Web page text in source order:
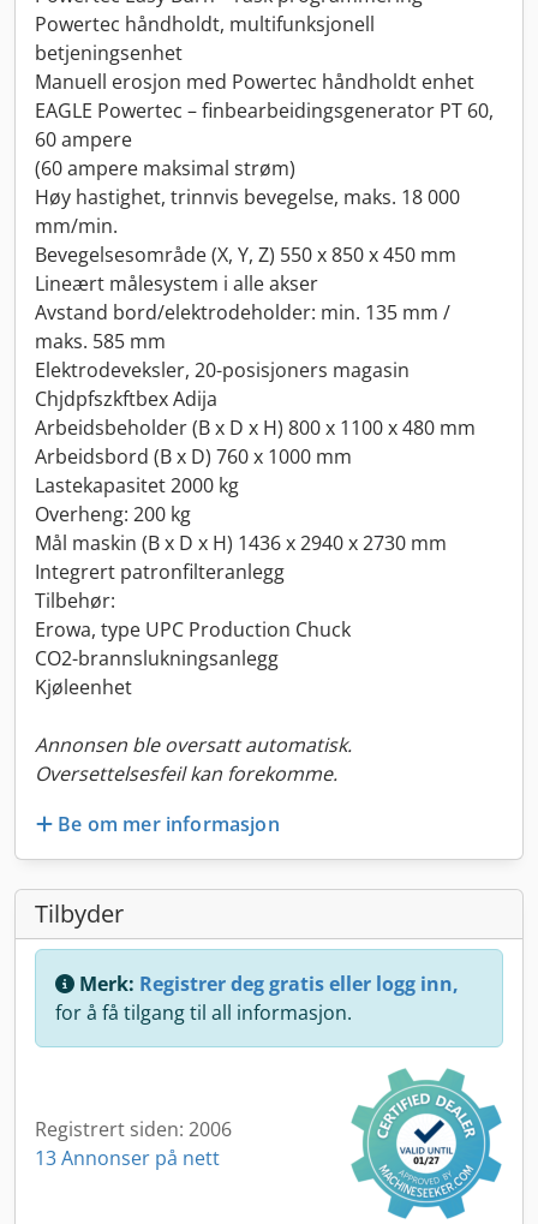
Powertec håndholdt, multifunksjonell
betjeningsenhet
Manuell erosjon med Powertec håndholdt enhet
EAGLE Powertec – finbearbeidingsgenerator PT 60,
60 ampere
(60 ampere maksimal strøm)
Høy hastighet, trinnvis bevegelse, maks. 18 000
mm/min.
Bevegelsesområde (X, Y, Z) 550 x 850 x 450 mm
Lineært målesystem i alle akser
Avstand bord/elektrodeholder: min. 135 mm /
maks. 585 mm
Elektrodeveksler, 20-posisjoners magasin
Chjdpfszkftbex Adija
Arbeidsbeholder (B x D x H) 800 x 1100 x 480 mm
Arbeidsbord (B x D) 760 x 1000 mm
Lastekapasitet 2000 kg
Overheng: 200 kg
Mål maskin (B x D x H) 1436 x 2940 x 2730 mm
Integrert patronfilteranlegg
Tilbehør:
Erowa, type UPC Production Chuck
CO2-brannslukningsanlegg
Kjøleenhet
Annonsen ble oversatt automatisk.
Oversettelsesfeil kan forekomme.
Be om mer informasjon
Tilbyder
Merk: Registrer deg gratis eller logg inn,
for å få tilgang til all informasjon.
Registrert siden: 2006
13 Annonser på nett